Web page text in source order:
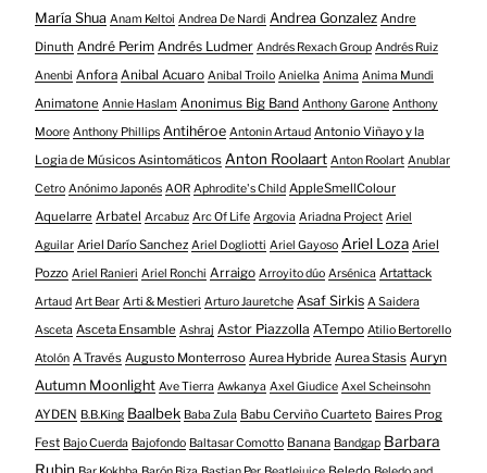
María Shua Anam Keltoi Andrea De Nardi Andrea Gonzalez Andre
Dinuth André Perim Andrés Ludmer Andrés Rexach Group Andrés Ruiz
Anenbi Anfora Anibal Acuaro Anibal Troilo Anielka Anima Anima Mundi
Animatone Annie Haslam Anonimus Big Band Anthony Garone Anthony
Moore Anthony Phillips Antihéroe Antonin Artaud Antonio Viñayo y la
Logia de Músicos Asintomáticos Anton Roolaart Anton Roolart Anublar
Cetro Anónimo Japonés AOR Aphrodite's Child AppleSmellColour
Aquelarre Arbatel Arcabuz Arc Of Life Argovia Ariadna Project Ariel
Aguilar Ariel Darío Sanchez Ariel Dogliotti Ariel Gayoso Ariel Loza Ariel
Pozzo Ariel Ranieri Ariel Ronchi Arraigo Arroyito dúo Arsénica Artattack
Artaud Art Bear Arti & Mestieri Arturo Jauretche Asaf Sirkis A Saidera
Asceta Asceta Ensamble Ashraj Astor Piazzolla ATempo Atilio Bertorello
Atolón A Través Augusto Monterroso Aurea Hybride Aurea Stasis Auryn
Autumn Moonlight Ave Tierra Awkanya Axel Giudice Axel Scheinsohn
AYDEN B.B.King Baalbek Baba Zula Babu Cerviño Cuarteto Baires Prog
Fest Bajo Cuerda Bajofondo Baltasar Comotto Banana Bandgap Barbara